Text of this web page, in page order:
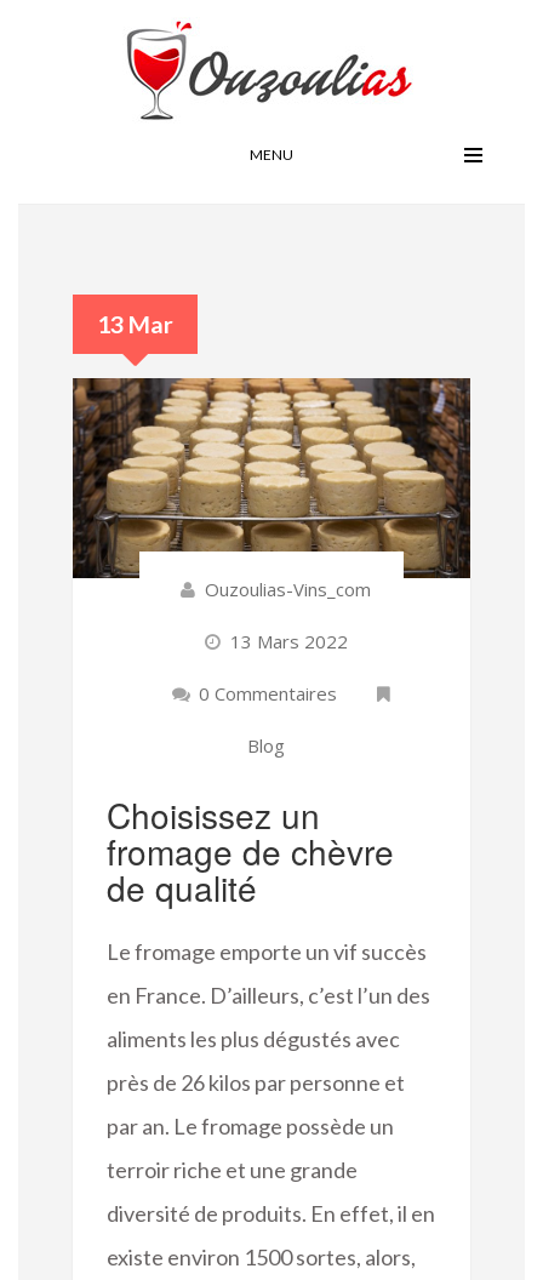
MENU
13 Mar
Ouzoulias-Vins_com
13 Mars 2022
0 Commentaires
Blog
Choisissez un
fromage de chèvre
de qualité
Le fromage emporte un vif succès
en France. D’ailleurs, c’est l’un des
aliments les plus dégustés avec
près de 26 kilos par personne et
par an. Le fromage possède un
terroir riche et une grande
diversité de produits. En effet, il en
existe environ 1500 sortes, alors,